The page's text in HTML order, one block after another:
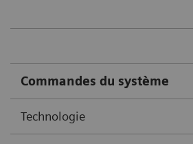
Commandes du système
Technologie